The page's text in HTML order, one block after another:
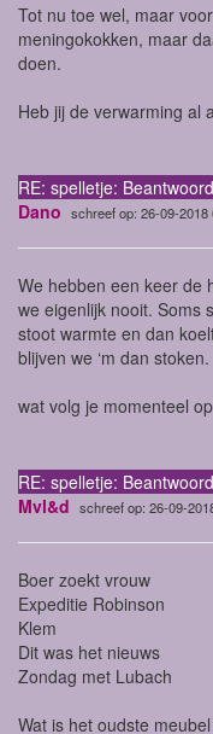
Tot nu toe wel, maar
meningokokken, maar
doen.
Heb jij de verwarming al
RE: spelletje:
Dano schreef op: 26-09-2018
We hebben een keer de
we eigenlijk nooit. Soms
stoot warmte en dan
blijven we ‘m dan stoken.
wat volg je momenteel
RE: spelletje:
Mvl&d schreef op: 26-09-
Boer zoekt vrouw
Expeditie Robinson
Klem
Dit was het nieuws
Zondag met Lubach
Wat is het oudste